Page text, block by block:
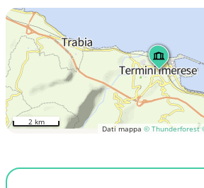
Dati mappa © Thunderforest
2 km